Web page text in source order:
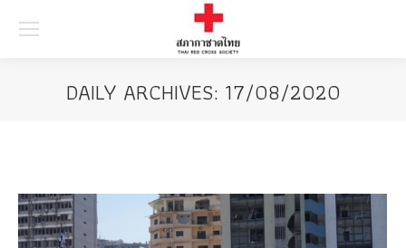
DAILY ARCHIVES: 17/08/2020